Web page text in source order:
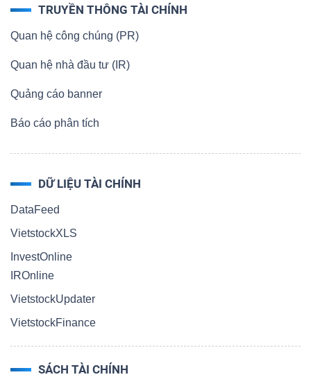
TRUYỀN THÔNG TÀI CHÍNH
Quan hệ công chúng (PR)
Quan hệ nhà đầu tư (IR)
Quảng cáo banner
Báo cáo phân tích
DỮ LIỆU TÀI CHÍNH
DataFeed
VietstockXLS
InvestOnline
IROnline
VietstockUpdater
VietstockFinance
SÁCH TÀI CHÍNH